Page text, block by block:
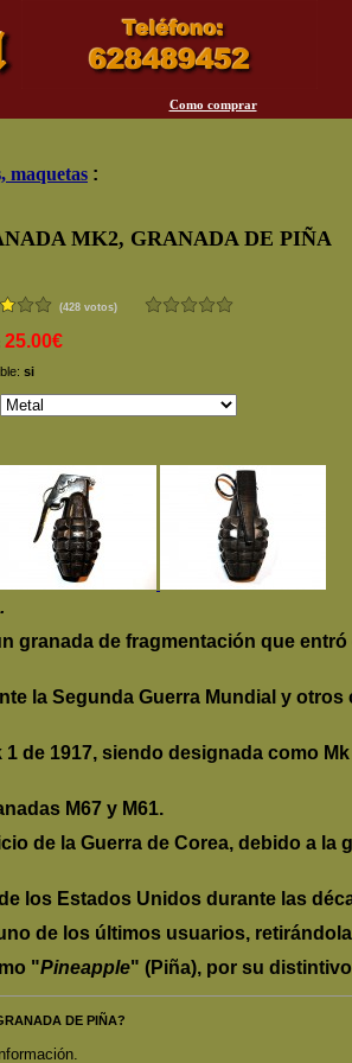
Como comprar
maquetas :
MK2, GRANADA DE PIÑA
(428 votos)
25.00€
si
granada de fragmentación que
la Segunda Guerra Mundial y
de 1917, siendo designada como
M67 y M61.
de la Guerra de Corea, debido a
los Estados Unidos durante las
de los últimos usuarios,
"Pineapple" (Piña), por su
DE PIÑA?